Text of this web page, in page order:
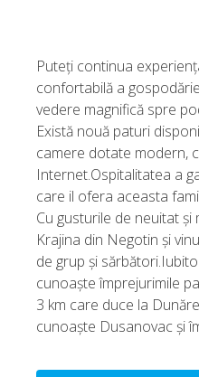
Puteți continua
confortabilă a
vedere magnifică spre
Există nouă paturi
camere dotate modern,
Internet.Ospitalitatea a
care il ofera aceasta
Cu gusturile de neuitat
Krajina din Negotin și
de grup și
cunoaște împrejurimile
3 km care duce la
cunoaște Dusanovac și